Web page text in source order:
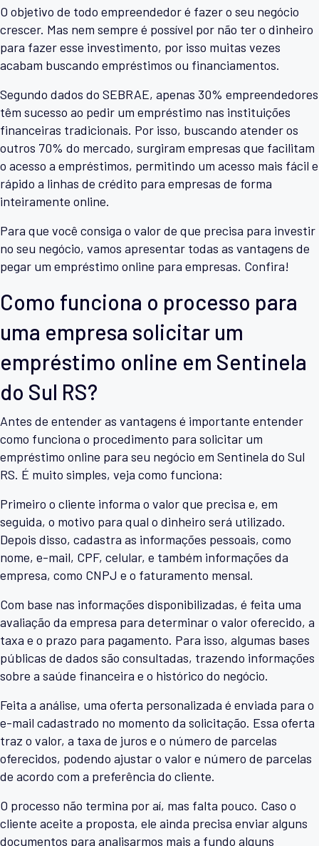
O objetivo de todo empreendedor é fazer o seu negócio
crescer. Mas nem sempre é possível por não ter o dinheiro
para fazer esse investimento, por isso muitas vezes
acabam buscando empréstimos ou financiamentos.
Segundo dados do SEBRAE, apenas 30% empreendedores
têm sucesso ao pedir um empréstimo nas instituições
financeiras tradicionais. Por isso, buscando atender os
outros 70% do mercado, surgiram empresas que facilitam
o acesso a empréstimos, permitindo um acesso mais fácil e
rápido a linhas de crédito para empresas de forma
inteiramente online.
Para que você consiga o valor de que precisa para investir
no seu negócio, vamos apresentar todas as vantagens de
pegar um empréstimo online para empresas. Confira!
Como funciona o processo para
uma empresa solicitar um
empréstimo online em Sentinela
do Sul RS?
Antes de entender as vantagens é importante entender
como funciona o procedimento para solicitar um
empréstimo online para seu negócio em Sentinela do Sul
RS. É muito simples, veja como funciona:
Primeiro o cliente informa o valor que precisa e, em
seguida, o motivo para qual o dinheiro será utilizado.
Depois disso, cadastra as informações pessoais, como
nome, e-mail, CPF, celular, e também informações da
empresa, como CNPJ e o faturamento mensal.
Com base nas informações disponibilizadas, é feita uma
avaliação da empresa para determinar o valor oferecido, a
taxa e o prazo para pagamento. Para isso, algumas bases
públicas de dados são consultadas, trazendo informações
sobre a saúde financeira e o histórico do negócio.
Feita a análise, uma oferta personalizada é enviada para o
e-mail cadastrado no momento da solicitação. Essa oferta
traz o valor, a taxa de juros e o número de parcelas
oferecidos, podendo ajustar o valor e número de parcelas
de acordo com a preferência do cliente.
O processo não termina por aí, mas falta pouco. Caso o
cliente aceite a proposta, ele ainda precisa enviar alguns
documentos para analisarmos mais a fundo alguns